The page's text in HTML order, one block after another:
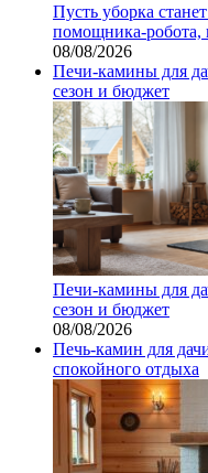
Пусть уборка
помощника‑робота,
08/08/2026
Печи-камины для
сезон и бюджет
Печи-камины для
сезон и бюджет
08/08/2026
Печь-камин для
спокойного отдыха